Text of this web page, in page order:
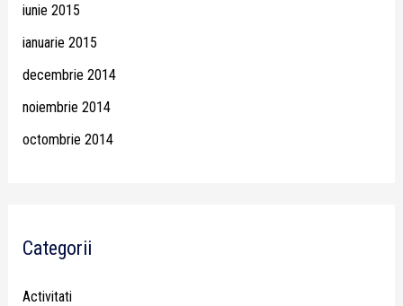
iunie 2015
ianuarie 2015
decembrie 2014
noiembrie 2014
octombrie 2014
Categorii
Activitati